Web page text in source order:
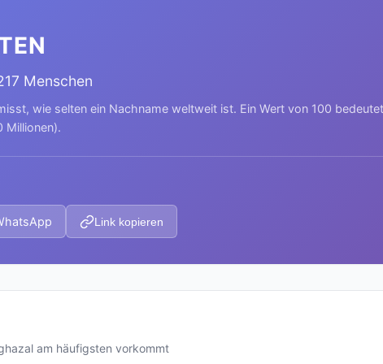
Menschen
wie selten ein Nachname weltweit ist. Ein Wert von 100
Millionen).
Link kopieren
am häufigsten vorkommt